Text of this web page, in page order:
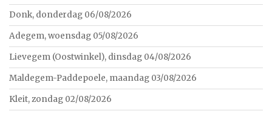
Donk, donderdag 06/08/2026
Adegem, woensdag 05/08/2026
Lievegem (Oostwinkel), dinsdag 04/08/2026
Maldegem-Paddepoele, maandag 03/08/2026
Kleit, zondag 02/08/2026